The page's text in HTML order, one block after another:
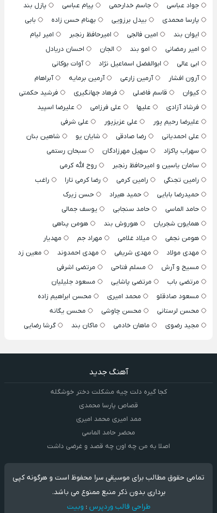
جواد عباسی جاسم خدارحمی پیام عباسی
پازل بند
پارسا محمدی
بیدل برزویی بهنام حسن زاده
بابی
ایوان بند
امین فالجی امیرحافظ رنجبر
امیر لیام
امیر رمضانی
امو بند الجان
احسان دریادل
ابی عالی
ابوالفضل اسماعیل نژاد
آوات بوکانی
آرون افشار
آرمین زارعی آرمین برمایه
آبراهام
کیوان
قاسم فاضلی فرهاد جهانگیری
فرشید حکمتی
فرشاد آزادی
علیها علی فرزامی
علیرضا اسپید
علیرضا رحیم پور
علی عزیزپور
علی شرفی
علی احمدیانی
رضا صادقی شایان یو
شاهین بنان
سهراب پاکزاد
سهیل مهرزادگان
سبحان رستمی
سامان یاسین و امیرحافظ رنجبر
روح الله کرمی
رامین تجنگی
رامین کرمی رضا کرمی تارا
راغب
حمیدرضا بابایی
حمید هیراد
حسن زیرک
حامد الماسی
حامد سنجابی
یوسف جمالی
همایون شجریان
هوروش بند
هومن پناهی
هومن نجفی
میلاد غلامی مهراد جم
مهدیار
مهدی مولاد
مهدی شریفی مهدی احمدوند
معین زد
مسیح و آرش
مسلم فتاحی
مرتضی اشرفی
مرتضی باب
مرتضی پاشایی
مسعود جلیلیان
مسعود صادقلو
محمد امیری
محسن ابراهیم زاده
محسن لرستانی
محسن چاوشی
محسن یگانه
مجید رضوی
ماهان خادمی ماکان بند گرشا رضایی
آهنگ جدید
کجا گیره دلت چیه مشکلت دختر خوشگله
قصاص پارسا محمدی
ممد امیری محمد امیری
محضر حامد الماسی
اصلا به من چه اون چه قصد و غرضی داشت
تمامی حقوق مطالب برای موسیقی سرا محفوظ است و هرگونه کپی
برداری بدون ذکر منبع ممنوع می باشد.
طراحی قالب وردپرس : وبیت